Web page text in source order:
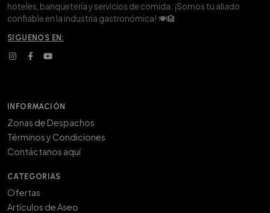
hoteles, banquetería y servicios de comida. ¡Somos tu aliado
confiable en la industria gastronómica! 🍽️🏨
SIGUENOS EN:
INFORMACIÓN
Zonas de Despachos
Términos y Condiciones
Contáctanos aquí
CATEGORIAS
Ofertas
Artículos de Aseo